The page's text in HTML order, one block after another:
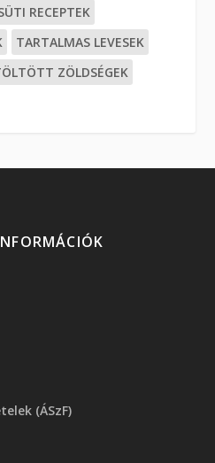
RECEPTEK
TARTALMAS LEVESEK
ZÖLDSÉGEK
(ÁSzF)